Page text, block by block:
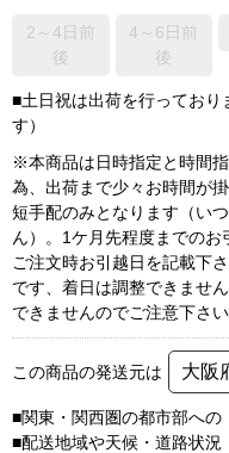
2～4日前
後
4～6日前
後
■土日祝は出荷を行っており
す）
※本商品は日時指定と時間
為、出荷まで少々お時間が
短手配のみとなります（い
ん）。1ケ月先程度までのお
ご注文時お引越日を記載下
です、着日は調整できませ
できませんのでご注意下さい
この商品の発送元は 大阪
■関東・関西圏の都市部への
■配送地域や天候・道路状